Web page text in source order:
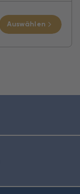
Auswählen